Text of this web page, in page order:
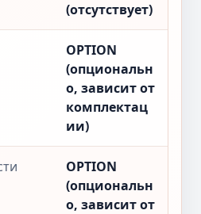
(отсутствует)
OPTION
(опциональн
о, зависит от
комплектац
ии)
OPTION
(опциональн
о, зависит от